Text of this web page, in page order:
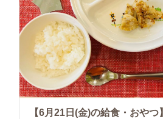
【6月21日(金)の給食・おやつ】